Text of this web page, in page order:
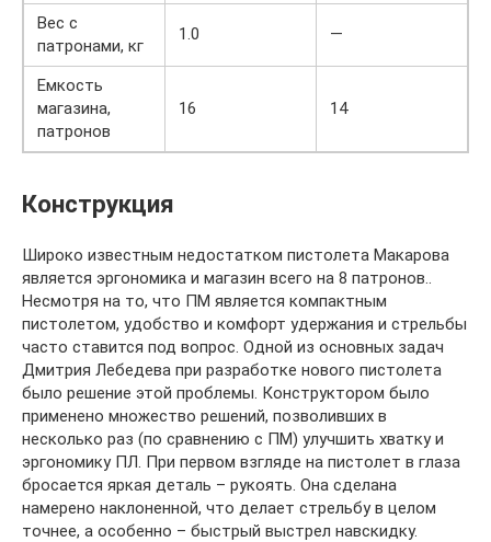
Вес с
патронами, кг
1.0 —
Емкость
магазина,
патронов
16 14
Конструкция
Широко известным недостатком пистолета Макарова
является эргономика и магазин всего на 8 патронов..
Несмотря на то, что ПМ является компактным
пистолетом, удобство и комфорт удержания и стрельбы
часто ставится под вопрос. Одной из основных задач
Дмитрия Лебедева при разработке нового пистолета
было решение этой проблемы. Конструктором было
применено множество решений, позволивших в
несколько раз (по сравнению с ПМ) улучшить хватку и
эргономику ПЛ. При первом взгляде на пистолет в глаза
бросается яркая деталь – рукоять. Она сделана
намерено наклоненной, что делает стрельбу в целом
точнее, а особенно – быстрый выстрел навскидку.